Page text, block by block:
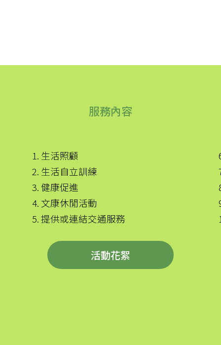
服務內容
1. 生活照顧
2. 生活自立訓練
3. 健康促進
4. 文康休閒活動
5. 提供或連結交通服務
活動花絮